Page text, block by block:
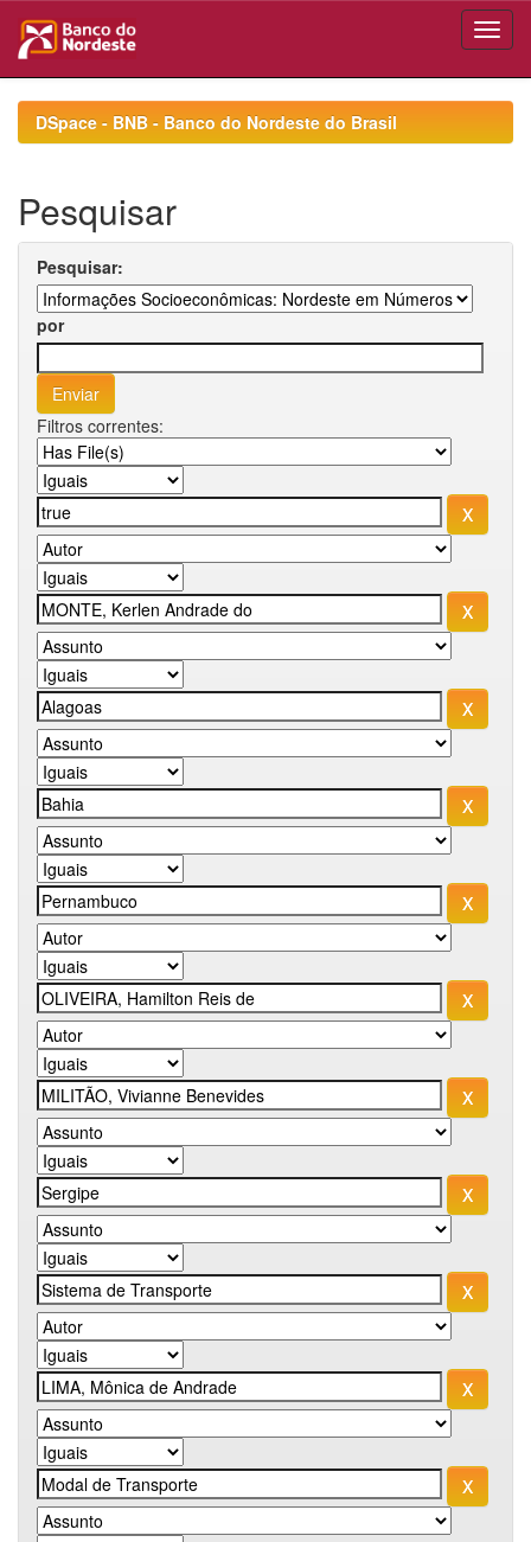
navigationDSpace - BNB - Banco do Nordeste do Brasil
Pesquisar
Pesquisar:
por
Filtros correntes: